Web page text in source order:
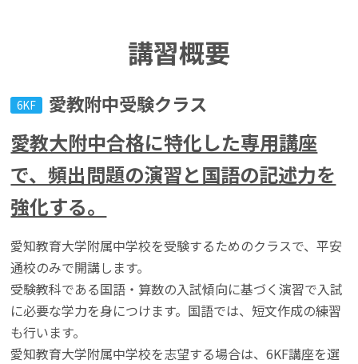
講習概要
6KF 愛教附中受験クラス
愛教大附中合格に特化した専用講座
で、頻出問題の演習と国語の記述力を
強化する。
愛知教育大学附属中学校を受験するためのクラスで、平安
通校のみで開講します。
受験教科である国語・算数の入試傾向に基づく演習で入試
に必要な学力を身につけます。国語では、短文作成の練習
も行います。
愛知教育大学附属中学校を志望する場合は、6KF講座を選